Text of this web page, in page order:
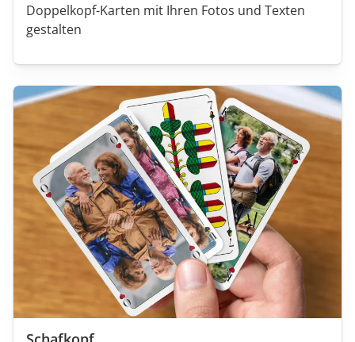
Doppelkopf-Karten mit Ihren Fotos und Texten
gestalten